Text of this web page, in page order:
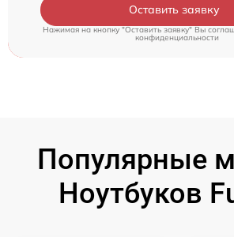
Оставить заявку
Нажимая на кнопку "Оставить заявку" Вы
конфиденциальности
Популярные
Ноутбуков